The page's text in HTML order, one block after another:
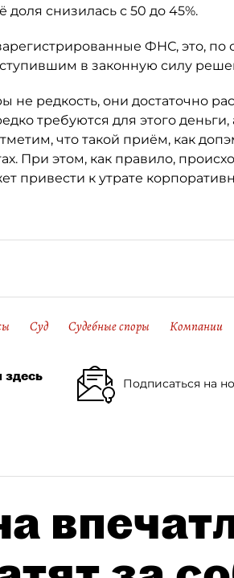
снизилась с 50 до 45%.
ФНС, это,
в законную силу
редкость, они достаточно
требуются для этого
что такой приём, как
При этом, как правило,
привести к утрате
Суд Судебные споры Компании
Подписаться на